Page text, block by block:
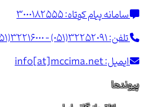
سامانه پیام کوتاه:3000182555
تلفن:- (051)32252091
ایمیل:info[at]mccima.net
پیوندها